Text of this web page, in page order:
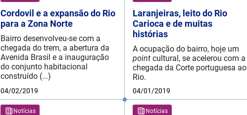
Cordovil e a expansão do Rio
para a Zona Norte
Bairro desenvolveu-se com a
chegada do trem, a abertura da
Avenida Brasil e a inauguração
do conjunto habitacional
construído (...)
04/02/2019
Laranjeiras, leito do Rio
Carioca e de muitas
histórias
A ocupação do bairro, hoje um
point cultural, se acelerou com a
chegada da Corte portuguesa ao
Rio.
04/01/2019
Notícias Notícias